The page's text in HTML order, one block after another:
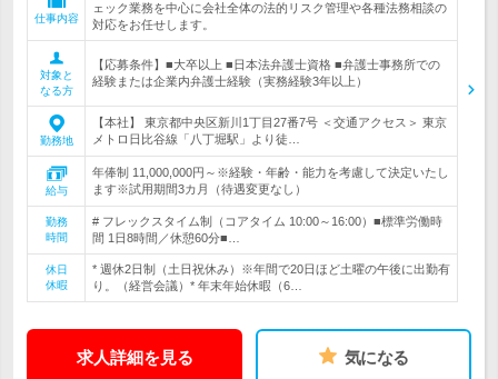
仕事内容
ェック業務を中心に会社全体の法的リスク管理や各種法務相談の
対応をお任せします。
対象と
なる方
【応募条件】■大卒以上 ■日本法弁護士資格 ■弁護士事務所での
経験または企業内弁護士経験（実務経験3年以上）
勤務地
【本社】 東京都中央区新川1丁目27番7号 ＜交通アクセス＞ 東京
メトロ日比谷線「八丁堀駅」より徒…
給与
年俸制 11,000,000円～※経験・年齢・能力を考慮して決定いたし
ます※試用期間3カ月（待遇変更なし）
勤務
時間
# フレックスタイム制（コアタイム 10:00～16:00）■標準労働時
間 1日8時間／休憩60分■…
休日
休暇
* 週休2日制（土日祝休み）※年間で20日ほど土曜の午後に出勤有
り。（経営会議）* 年末年始休暇（6…
求人詳細を見る 気になる